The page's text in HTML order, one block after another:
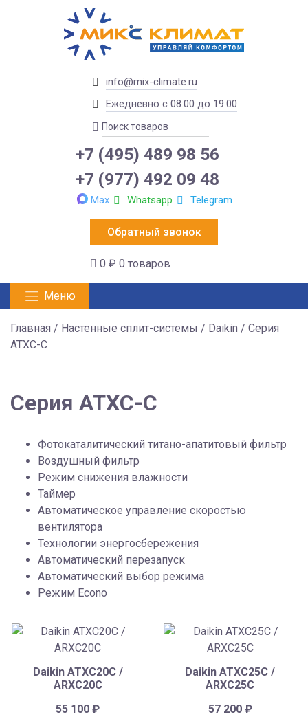
info@mix-climate.ru
Ежедневно с 08:00 до 19:00
+7 (495) 489 98 56
+7 (977) 492 09 48
Max Whatsapp Telegram
Обратный звонок
0 ₽ 0 товаров
Меню
Главная / Настенные сплит-системы / Daikin / Серия
ATXC-C
Серия ATXC-C
Фотокаталитический титано-апатитовый фильтр
Воздушный фильтр
Режим снижения влажности
Таймер
Автоматическое управление скоростью
вентилятора
Технологии энергосбережения
Автоматический перезапуск
Автоматический выбор режима
Режим Econo
Daikin ATXC20C /
ARXC20C
55 100₽
Daikin ATXC25C /
ARXC25C
57 200 ₽